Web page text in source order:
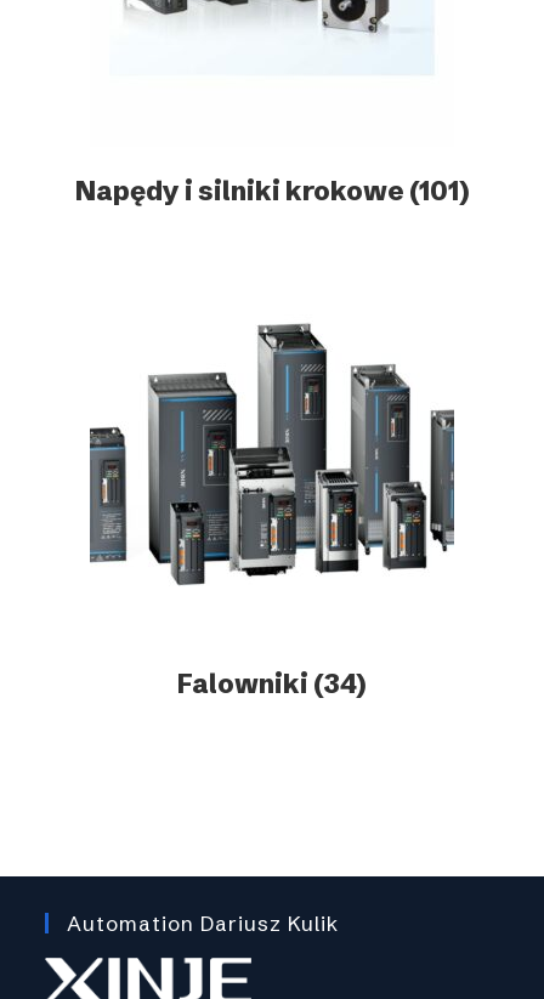
Napędy i silniki krokowe (101)
Falowniki (34)
Automation Dariusz Kulik